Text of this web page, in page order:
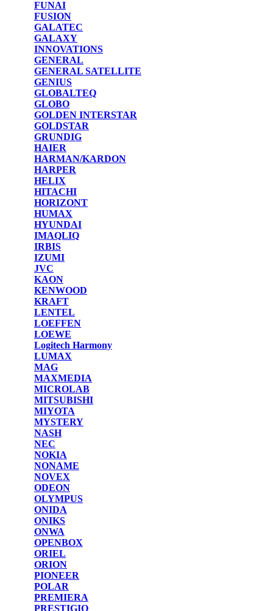
FUNAI
FUSION
GALATEC
GALAXY
INNOVATIONS
GENERAL
GENERAL SATELLITE
GENIUS
GLOBALTEQ
GLOBO
GOLDEN INTERSTAR
GOLDSTAR
GRUNDIG
HAIER
HARMAN/KARDON
HARPER
HELIX
HITACHI
HORIZONT
HUMAX
HYUNDAI
IMAQLIQ
IRBIS
IZUMI
JVC
KAON
KENWOOD
KRAFT
LENTEL
LOEFFEN
LOEWE
Logitech Harmony
LUMAX
MAG
MAXMEDIA
MICROLAB
MITSUBISHI
MIYOTA
MYSTERY
NASH
NEC
NOKIA
NONAME
NOVEX
ODEON
OLYMPUS
ONIDA
ONIKS
ONWA
OPENBOX
ORIEL
ORION
PIONEER
POLAR
PREMIERA
PRESTIGIO